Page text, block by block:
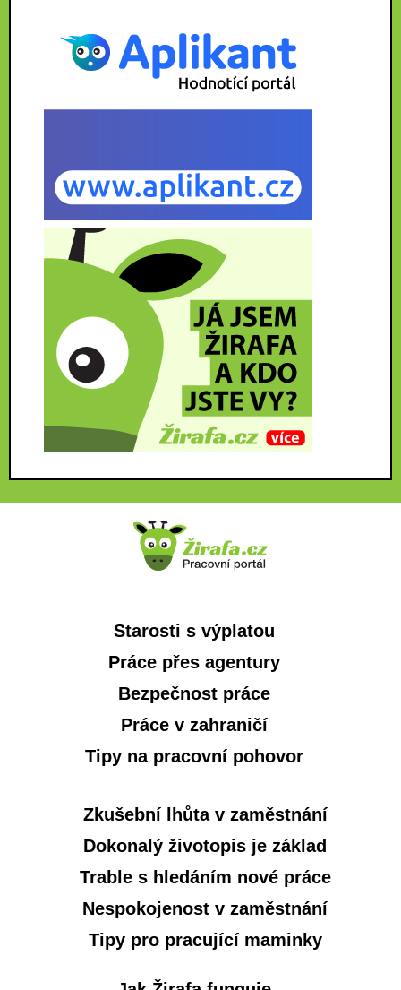
Starosti s výplatou
Práce přes agentury
Bezpečnost práce
Práce v zahraničí
Tipy na pracovní pohovor
Zkušební lhůta v zaměstnání
Dokonalý životopis je základ
Trable s hledáním nové práce
Nespokojenost v zaměstnání
Tipy pro pracující maminky